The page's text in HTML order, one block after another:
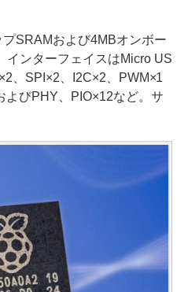
SRAMおよび4MBオンボー
インターフェイスはMicro US
、SPI×2、I2C×2、PWM×1
よびPHY、PIO×12など。サ